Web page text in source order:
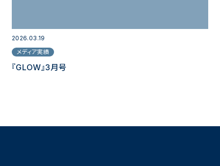
2026.03.19
メディア実績
『GLOW』3月号